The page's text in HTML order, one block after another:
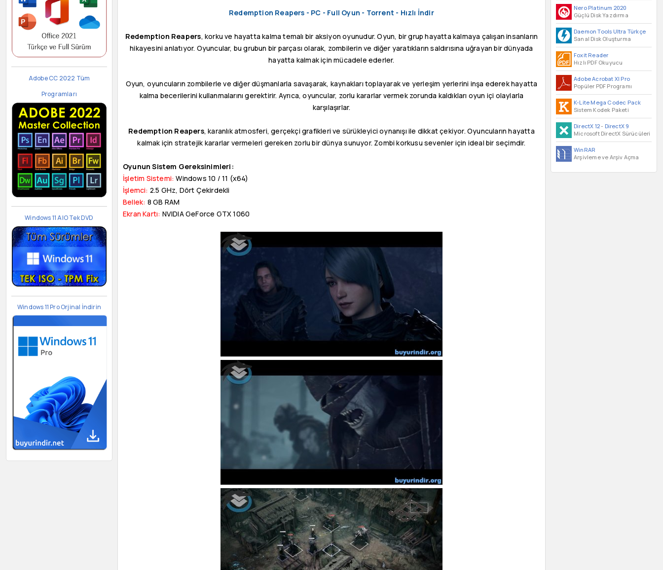
Nero Platinum 2020
Güçlü Disk Yazdırma
Daemon Tools Ultra Türkçe
Sanal Disk Oluşturma
Foxit Reader
Hızlı PDF Okuyucu
Adobe Acrobat XI Pro
Popüler PDF Programı
K-Lite Mega Codec Pack
Sistem Kodek Paketi
DirectX 12- DirectX 9
Microsoft DirectX Sürücüleri
WinRAR
Arşivleme ve Arşiv Açma
Adobe CC 2022 Tüm
Programları
Windows 11 AIO Tek DVD
Windows 11 Pro Orjinal İndirin
Redemption Reapers - PC - Full Oyun - Torrent - Hızlı İndir
Redemption Reapers, korku ve hayatta kalma temalı bir aksiyon oyunudur. Oyun, bir grup hayatta kalmaya çalışan insanların
hikayesini anlatıyor. Oyuncular, bu grubun bir parçası olarak, zombilerin ve diğer yaratıkların saldırısına uğrayan bir dünyada
hayatta kalmak için mücadele ederler.
Oyun, oyuncuların zombilerle ve diğer düşmanlarla savaşarak, kaynakları toplayarak ve yerleşim yerlerini inşa ederek hayatta
kalma becerilerini kullanmalarını gerektirir. Ayrıca, oyuncular, zorlu kararlar vermek zorunda kaldıkları oyun içi olaylarla
karşılaşırlar.
Redemption Reapers, karanlık atmosferi, gerçekçi grafikleri ve sürükleyici oynanışı ile dikkat çekiyor. Oyuncuların hayatta
kalmak için stratejik kararlar vermeleri gereken zorlu bir dünya sunuyor. Zombi korkusu sevenler için ideal bir seçimdir.
Oyunun Sistem Gereksinimleri:
İşletim Sistemi: Windows 10 / 11 (x64)
İşlemci: 2.5 GHz, Dört Çekirdekli
Bellek: 8 GB RAM
Ekran Kartı: NVIDIA GeForce GTX 1060